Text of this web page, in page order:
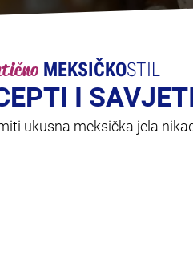
I
MEKSIČKOSTIL
ukusna meksička jela